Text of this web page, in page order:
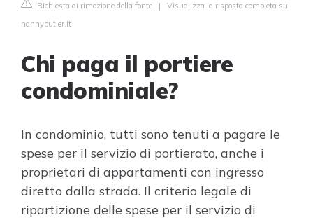
Richiesta di rimozione della fonte | Visualizza la risposta completa su
nannybutler.it
Chi paga il portiere
condominiale?
In condominio, tutti sono tenuti a pagare le
spese per il servizio di portierato, anche i
proprietari di appartamenti con ingresso
diretto dalla strada. Il criterio legale di
ripartizione delle spese per il servizio di